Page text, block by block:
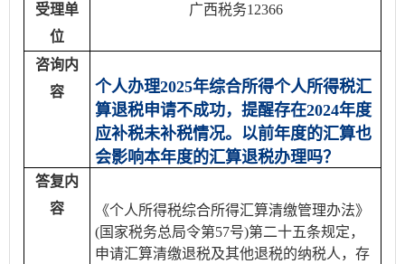
受理单
位
广西税务12366
咨询内
容
个人办理2025年综合所得个人所得税汇
算退税申请不成功，提醒存在2024年度
应补税未补税情况。以前年度的汇算也
会影响本年度的汇算退税办理吗？
答复内
容
《个人所得税综合所得汇算清缴管理办法》
(国家税务总局令第57号)第二十五条规定，
申请汇算清缴退税及其他退税的纳税人，存